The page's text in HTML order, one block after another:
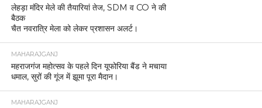
लेहड़ा मंदिर मेले की तैयारियां तेज, SDM व CO ने की
बैठक
चैत नवरात्रि मेला को लेकर प्रशासन अलर्ट।
MAHARAJGANJ
महराजगंज महोत्सव के पहले दिन यूफोरिया बैंड ने मचाया
धमाल, सुरों की गूंज में झूमा पूरा मैदान।
MAHARAJGANJ